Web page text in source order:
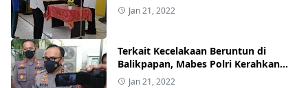
Jan 21, 2022
Terkait Kecelakaan Beruntun di
Balikpapan, Mabes Polri Kerahkan
Tim TAA
Jan 21, 2022